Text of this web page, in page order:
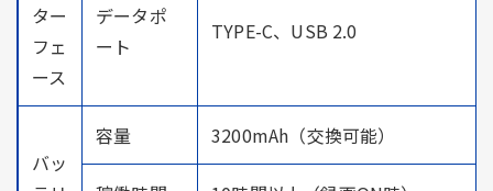
ター
フェ
ース
データポ
ート
TYPE-C、USB 2.0
バッ
容量 3200mAh（交換可能）